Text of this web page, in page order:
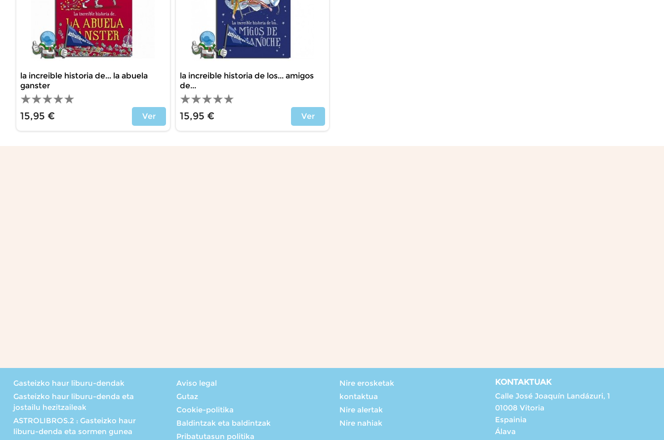
la increible historia de... la abuela
ganster
15,95 € Ver
la increible historia de los... amigos
de...
15,95 € Ver
Gasteizko haur liburu-dendak
Gasteizko haur liburu-denda eta
jostailu hezitzaileak
ASTROLIBROS.2 : Gasteizko haur
liburu-denda eta sormen gunea
Aviso legal
Gutaz
Cookie-politika
Baldintzak eta baldintzak
Pribatutasun politika
Nire erosketak
kontaktua
Nire alertak
Nire nahiak
KONTAKTUAK
Calle José Joaquín Landázuri, 1
01008 Vitoria
Espainia
Álava